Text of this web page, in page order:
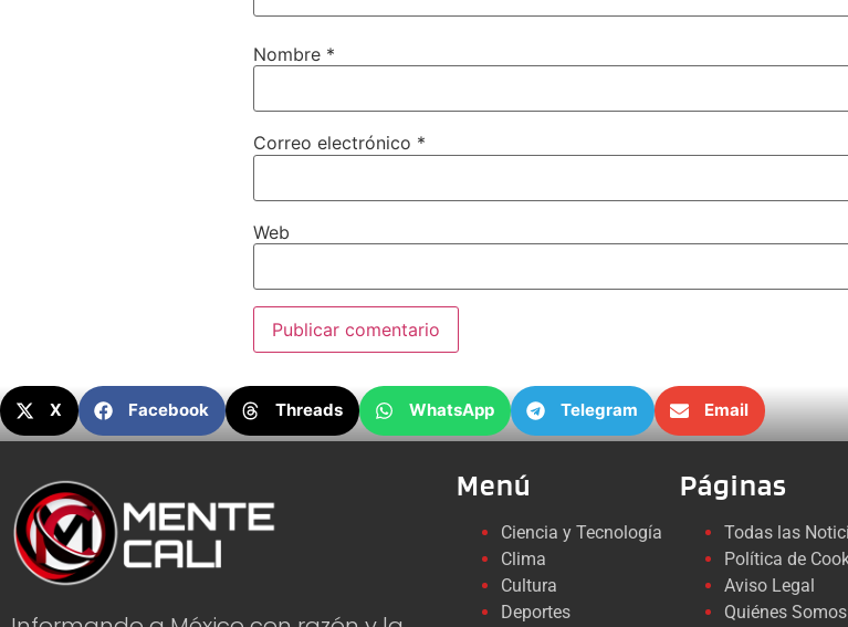
Nombre *
Correo electrónico *
Web
X Facebook Threads WhatsApp Telegram Email
Menú
Ciencia y Tecnología
Clima
Cultura
Deportes
Páginas
Todas las
Política de
Aviso Legal
Quiénes Somos